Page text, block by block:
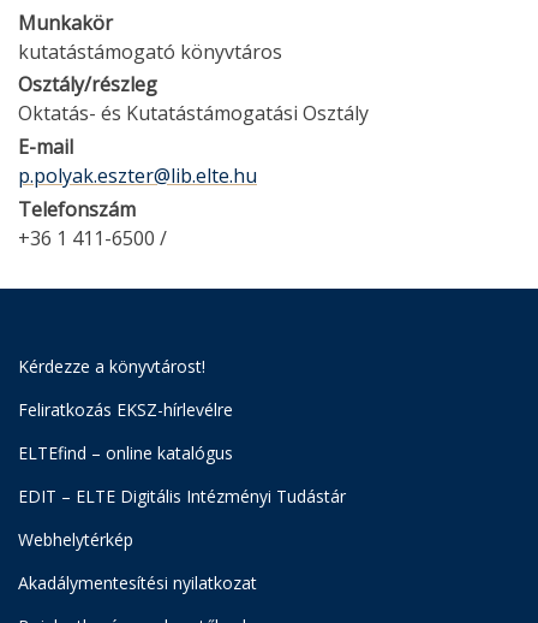
Munkakör
kutatástámogató könyvtáros
Osztály/részleg
Oktatás- és Kutatástámogatási Osztály
E-mail
p.polyak.eszter@lib.elte.hu
Telefonszám
+36 1 411-6500 /
Kérdezze a könyvtárost!
Feliratkozás EKSZ-hírlevélre
ELTEfind – online katalógus
EDIT – ELTE Digitális Intézményi Tudástár
Webhelytérkép
Akadálymentesítési nyilatkozat